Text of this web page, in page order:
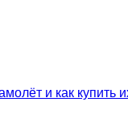
и как купить